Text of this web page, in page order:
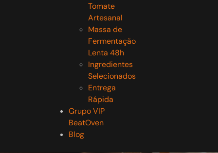
Tomate
Artesanal
Massa de
Fermentação
Lenta 48h
Ingredientes
Selecionados
Entrega
Rápida
Grupo VIP
BeatOven
Blog